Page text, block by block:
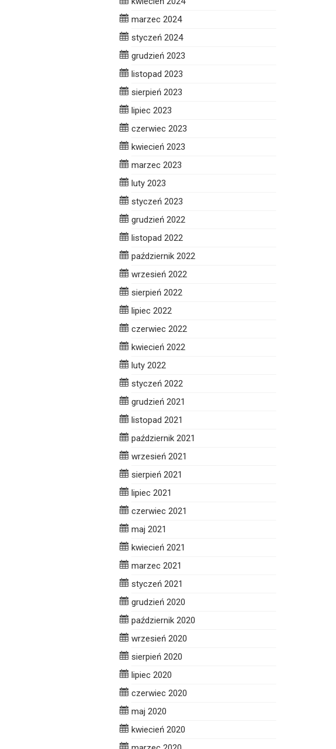
marzec 2024
styczeń 2024
grudzień 2023
listopad 2023
sierpień 2023
lipiec 2023
czerwiec 2023
kwiecień 2023
marzec 2023
luty 2023
styczeń 2023
grudzień 2022
listopad 2022
październik 2022
wrzesień 2022
sierpień 2022
lipiec 2022
czerwiec 2022
kwiecień 2022
luty 2022
styczeń 2022
grudzień 2021
listopad 2021
październik 2021
wrzesień 2021
sierpień 2021
lipiec 2021
czerwiec 2021
maj 2021
kwiecień 2021
marzec 2021
styczeń 2021
grudzień 2020
październik 2020
wrzesień 2020
sierpień 2020
lipiec 2020
czerwiec 2020
maj 2020
kwiecień 2020